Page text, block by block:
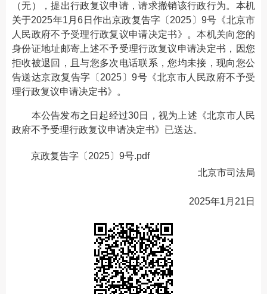
（无），提出行政复议申请，请求撤销该行政行为。本机
关于2025年1月6日作出京政复告字〔2025〕9号《北京市
人民政府不予受理行政复议申请决定书》。本机关向您的
身份证地址邮寄上述不予受理行政复议申请决定书，因您
拒收被退回，且与您多次电话联系，您均未接，现向您公
告送达京政复告字〔2025〕9号《北京市人民政府不予受
理行政复议申请决定书》。
本公告发布之日起经过30日，视为上述《北京市人民
政府不予受理行政复议申请决定书》已送达。
京政复告字〔2025〕9号.pdf
北京市司法局
2025年1月21日